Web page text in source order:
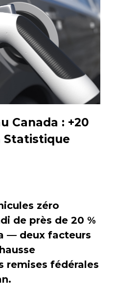
Canada : +20
Statistique
zéro
de près de 20 %
— deux facteurs
remises fédérales